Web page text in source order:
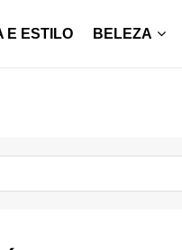
E ESTILO BELEZA